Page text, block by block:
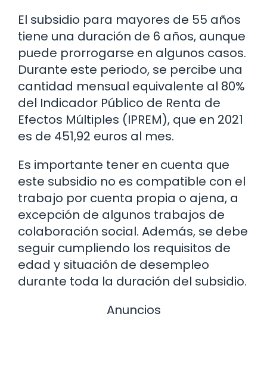
El subsidio para mayores de 55 años
tiene una duración de 6 años, aunque
puede prorrogarse en algunos casos.
Durante este periodo, se percibe una
cantidad mensual equivalente al 80%
del Indicador Público de Renta de
Efectos Múltiples (IPREM), que en 2021
es de 451,92 euros al mes.
Es importante tener en cuenta que
este subsidio no es compatible con el
trabajo por cuenta propia o ajena, a
excepción de algunos trabajos de
colaboración social. Además, se debe
seguir cumpliendo los requisitos de
edad y situación de desempleo
durante toda la duración del subsidio.
Anuncios